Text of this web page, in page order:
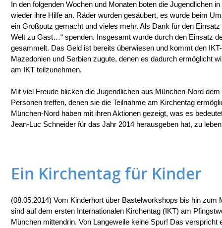
In den folgenden Wochen und Monaten boten die Jugendlichen
wieder ihre Hilfe an. Räder wurden gesäubert, es wurde beim
ein Großputz gemacht und vieles mehr. Als Dank für den Einsatz
Welt zu Gast…“ spenden. Insgesamt wurde durch den Einsatz
gesammelt. Das Geld ist bereits überwiesen und kommt den
Mazedonien und Serbien zugute, denen es dadurch ermöglicht
am IKT teilzunehmen.
Mit viel Freude blicken die Jugendlichen aus München-Nord
Personen treffen, denen sie die Teilnahme am Kirchentag
München-Nord haben mit ihren Aktionen gezeigt, was es
Jean-Luc Schneider für das Jahr 2014 herausgeben hat, zu
Ein Kirchentag für Kinder
(08.05.2014) Vom Kinderhort über Bastelworkshops bis hin zum
sind auf dem ersten Internationalen Kirchentag (IKT) am
München mittendrin. Von Langeweile keine Spur! Das verspricht